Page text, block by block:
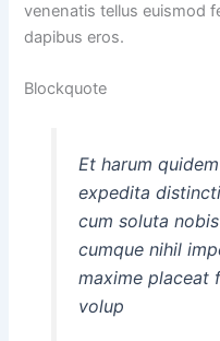
venenatis tellus euismod
dapibus eros.
Blockquote
Et harum
expedita
cum soluta
cumque nihil
maxime placeat
volup